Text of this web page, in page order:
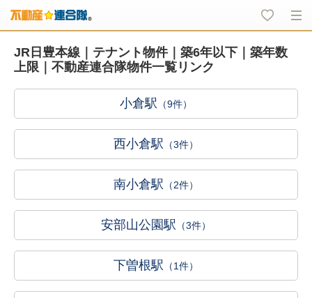
JR日豊本線｜テナント物件｜築6年以下｜築年数
上限｜不動産連合隊物件一覧リンク
小倉駅 （9件）
西小倉駅 （3件）
南小倉駅 （2件）
安部山公園駅 （3件）
下曽根駅 （1件）